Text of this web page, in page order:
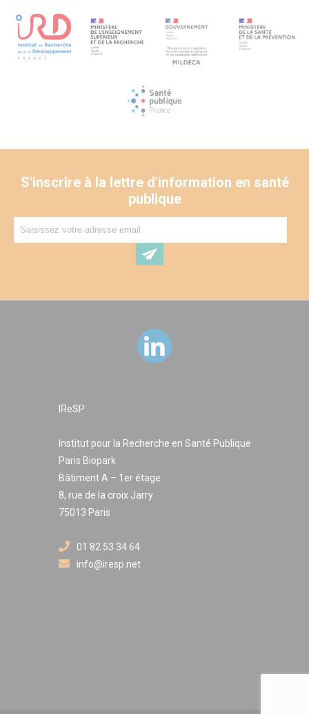
S'inscrire à la lettre d'information en santé
publique
IReSP
Institut pour la Recherche en Santé Publique
Paris Biopark
Bâtiment A – 1er étage
8, rue de la croix Jarry
75013 Paris
01 82 53 34 64
info@iresp.net